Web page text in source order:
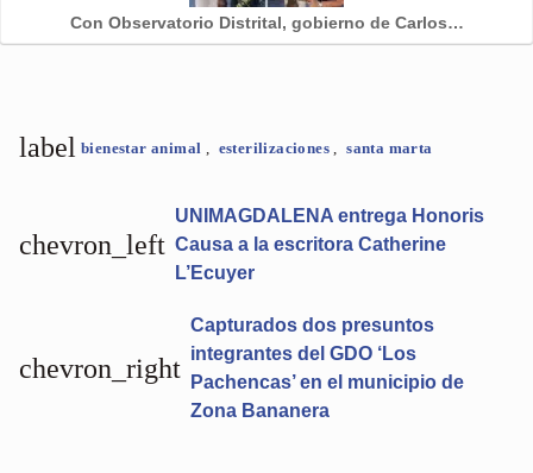
Con Observatorio Distrital, gobierno de Carlos…
label bienestar animal esterilizaciones santa marta
chevron_left
UNIMAGDALENA entrega Honoris
Causa a la escritora Catherine
L’Ecuyer
Capturados dos presuntos
integrantes del GDO ‘Los
Pachencas’ en el municipio de
Zona Bananera
chevron_right